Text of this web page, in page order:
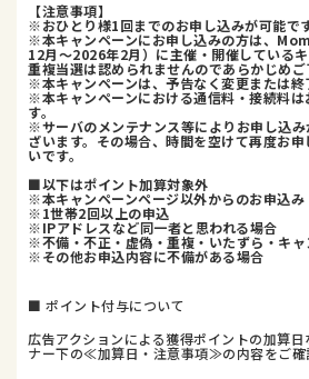
【注意事項】
※おひとり様1回までのお申し込みが可能です
※本キャンペーンにお申し込みの方は、
12月〜2026年2月）に主催・開催している
重複当選は認められませんのであらかじめご
※本キャンペーンは、予告なく変更または終
※本キャンペーンにおける通信料・接続料は
す。
※サーバのメンテナンス等によりお申し込
ざいます。その場合、時間を空けて再度お
いです。
■以下はポイント加算対象外
※本キャンペーンページ以外からのお申込み
※1世帯2回以上の申込
※IPアドレスなど同一者と思われる場合
※不備・不正・虚偽・重複・いたずら・キャ
※その他お申込内容に不備がある場合
■ ポイント付与について
広告アクションによる獲得ポイントの加算
ナー下の≪加算日・注意事項≫の内容をご確